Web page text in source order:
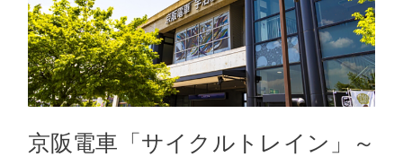
京阪電車「サイクルトレイン」～